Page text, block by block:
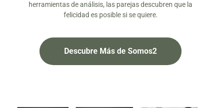
herramientas de análisis, las parejas descubren que la
felicidad es posible si se quiere.
Descubre Más de Somos2